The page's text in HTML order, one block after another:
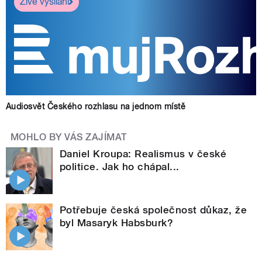
Audiosvět Českého rozhlasu na jednom místě
MOHLO BY VÁS ZAJÍMAT
Daniel Kroupa: Realismus v české
politice. Jak ho chápal...
Potřebuje česká společnost důkaz, že
byl Masaryk Habsburk?